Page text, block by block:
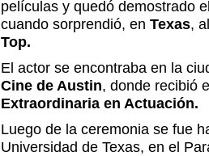
películas y quedó demostrado
cuando sorprendió, en Texas,
Top.
El actor se encontraba en la
Cine de Austin, donde recibió
Extraordinaria en Actuación.
Luego de la ceremonia se fue
Universidad de Texas, en el